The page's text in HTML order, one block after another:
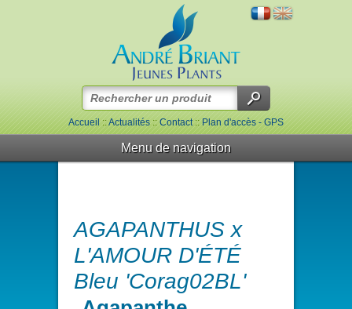
Accueil::Actualités::Contact::Plan d'accès - GPS
Menu de navigation
AGAPANTHUS x
L'AMOUR D'ÉTÉ
Bleu 'Corag02BL'